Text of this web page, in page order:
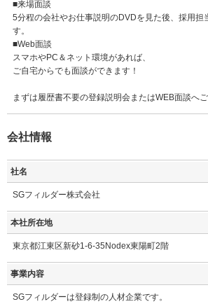
■来場面談
5分程の会社やお仕事説明のDVDを見た後、採用担
す。
■Web面談
スマホやPC＆ネット環境があれば、
ご自宅からでも面談ができます！
まずは履歴書不要の登録説明会またはWEB面談へ
会社情報
社名
SGフィルダー株式会社
本社所在地
東京都江東区新砂1-6-35Nodex東陽町2階
事業内容
SGフィルダーは登録制の人材企業です。